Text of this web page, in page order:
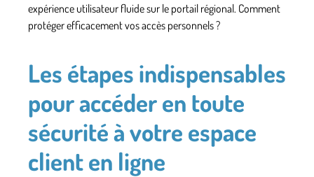
expérience utilisateur fluide sur le portail régional. Comment
protéger efficacement vos accès personnels ?
Les étapes indispensables
pour accéder en toute
sécurité à votre espace
client en ligne